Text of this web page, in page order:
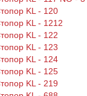
KL - 120
KL - 1212
KL - 122
KL - 123
KL - 124
KL - 125
KL - 219